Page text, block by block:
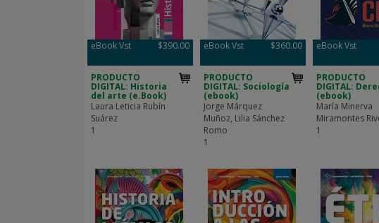
eBook Vst $390.00
PRODUCTO
DIGITAL: Historia
del arte (e.Book)
Laura Leticia Rubín
Suárez
1
eBook Vst $360.00
PRODUCTO
DIGITAL: Sociología
(ebook)
Jorge Márquez
Muñoz, Lilia Sánchez
Romo
1
eBook Vst
PRODUCTO
DIGITAL:
(ebook)
María Minerva
Miramontes
1